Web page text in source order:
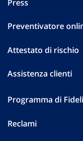
Press
Preventivatore
Attestato di rischio
Assistenza clienti
Programma di
Reclami